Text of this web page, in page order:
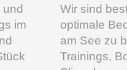
im
Wir sind
optimale
am See zu
Trainings,